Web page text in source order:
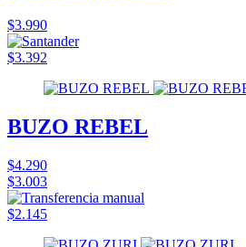
$3.990
$3.392
BUZO REBEL
$4.290
$3.003
$2.145